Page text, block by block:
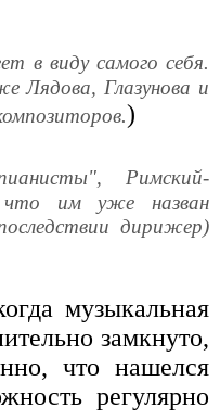
в виду самого себя.
Лядова, Глазунова и
)
Римский-
что им уже назван
дирижер)
музыкальная
замкнуто,
что нашелся
регулярно